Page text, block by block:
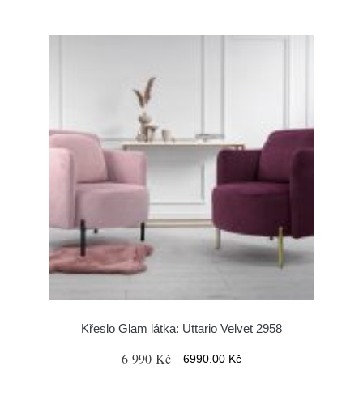
Křeslo Glam látka: Uttario Velvet 2958
6 990 Kč 6990.00 Kč